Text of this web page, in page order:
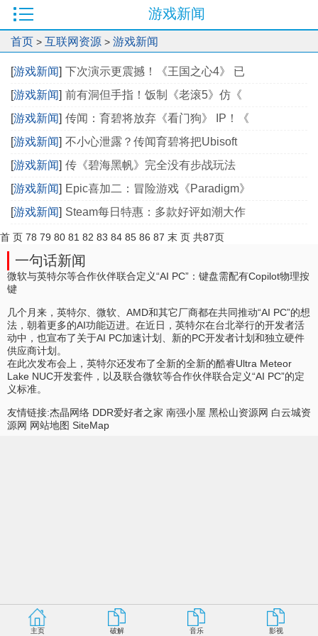
游戏新闻
首页 > 互联网资源 > 游戏新闻
[游戏新闻] 下次演示更震撼！《王国之心4》 已
[游戏新闻] 前有洞但手指！饭制《老滚5》仿《
[游戏新闻] 传闻：育碧将放弃《看门狗》 IP！《
[游戏新闻] 不小心泄露？传闻育碧将把Ubisoft
[游戏新闻] 传《碧海黑帆》完全没有步战玩法
[游戏新闻] Epic喜加二：冒险游戏《Paradigm》
[游戏新闻] Steam每日特惠：多款好评如潮大作
首 页 78 79 80 81 82 83 84 85 86 87 末 页 共87页
一句话新闻
微软与英特尔等合作伙伴联合定义“AI PC”：键盘需配有Copilot物理按
键
几个月来，英特尔、微软、AMD和其它厂商都在共同推动“AI PC”的想
法，朝着更多的AI功能迈进。在近日，英特尔在台北举行的开发者活
动中，也宣布了关于AI PC加速计划、新的PC开发者计划和独立硬件
供应商计划。
在此次发布会上，英特尔还发布了全新的全新的酷睿Ultra Meteor
Lake NUC开发套件，以及联合微软等合作伙伴联合定义“AI PC”的定
义标准。
友情链接:杰晶网络 DDR爱好者之家 南强小屋 黑松山资源网 白云城资
源网 网站地图 SiteMap
主页 破解 音乐 影视